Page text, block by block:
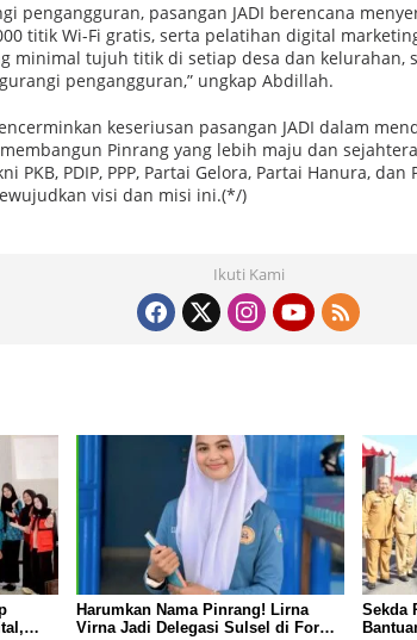
r
a
a
n
M
s
y
a
r
a
pengangguran, pasangan JADI berencana
titik Wi-Fi gratis, serta pelatihan digital
minimal tujuh titik di setiap desa dan kelurahan,
pengangguran,” ungkap Abdillah.
keseriusan pasangan JADI dalam
Pinrang yang lebih maju dan
PKB, PDIP, PPP, Partai Gelora, Partai Hanura,
visi dan misi ini.(*/)
Ikuti Kami
Harumkan Nama Pinrang! Lirna
Virna Jadi Delegasi Sulsel di Forum
Sekda